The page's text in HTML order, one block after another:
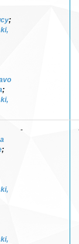
;
;
;
-